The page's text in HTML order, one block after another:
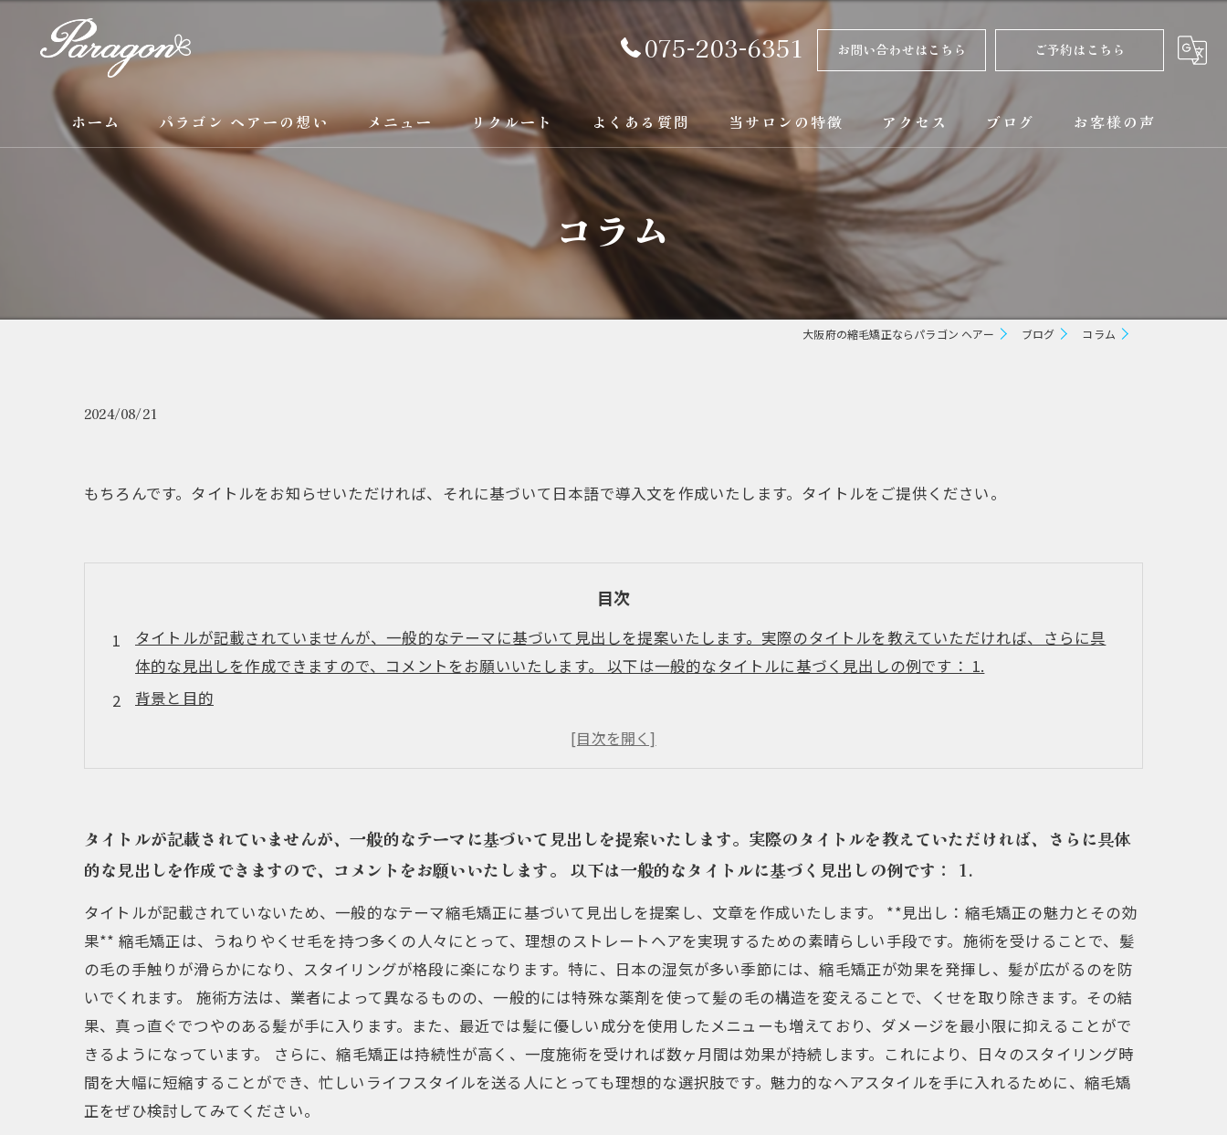
075-203-6351 お問い合わせはこちら ご予約はこちら
ホーム パラゴン ヘアーの想い
サービス
メニュー リクルート よくある質問 当サロンの特徴
京都の縮毛矯正
カラー
トリートメント
ブリーチ縮毛矯正
アクセス ブログ
コラム
お客様の声
コラム
大阪府の縮毛矯正ならパラゴン ヘアー ブログ コラム
2024/08/21
もちろんです。タイトルをお知らせいただければ、それに基づいて日本語で導入文を作成いたします。タイトルをご提供ください。
目次
タイトルが記載されていませんが、一般的なテーマに基づいて見出しを提案いたします。実際のタイトルを教えていただければ、さらに具
体的な見出しを作成できますので、コメントをお願いいたします。 以下は一般的なタイトルに基づく見出しの例です： 1.
背景と目的
タイトルが記載されていませんが、一般的なテーマに基づいて見出しを提案いたします。実際のタイトルを教えていただければ、さらに具体
的な見出しを作成できますので、コメントをお願いいたします。 以下は一般的なタイトルに基づく見出しの例です： 1.
タイトルが記載されていないため、一般的なテーマ縮毛矯正に基づいて見出しを提案し、文章を作成いたします。 **見出し：縮毛矯正の魅力とその効
果** 縮毛矯正は、うねりやくせ毛を持つ多くの人々にとって、理想のストレートヘアを実現するための素晴らしい手段です。施術を受けることで、髪
の毛の手触りが滑らかになり、スタイリングが格段に楽になります。特に、日本の湿気が多い季節には、縮毛矯正が効果を発揮し、髪が広がるのを防
いでくれます。 施術方法は、業者によって異なるものの、一般的には特殊な薬剤を使って髪の毛の構造を変えることで、くせを取り除きます。その結
果、真っ直ぐでつやのある髪が手に入ります。また、最近では髪に優しい成分を使用したメニューも増えており、ダメージを最小限に抑えることがで
きるようになっています。 さらに、縮毛矯正は持続性が高く、一度施術を受ければ数ヶ月間は効果が持続します。これにより、日々のスタイリング時
間を大幅に短縮することができ、忙しいライフスタイルを送る人にとっても理想的な選択肢です。魅力的なヘアスタイルを手に入れるために、縮毛矯
正をぜひ検討してみてください。